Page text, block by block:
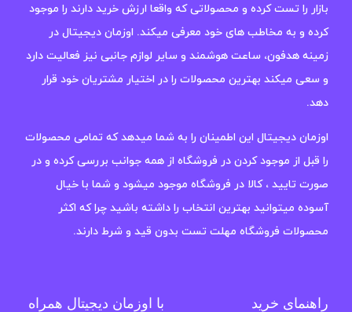
بازار را تست کرده و محصولاتی که واقعا ارزش خرید دارند را موجود
کرده و به مخاطب های خود معرفی میکند. اوزمان دیجیتال در
زمینه هدفون، ساعت هوشمند و سایر لوازم جانبی نیز فعالیت دارد
و سعی میکند بهترین محصولات را در اختیار مشتریان خود قرار
دهد.
اوزمان دیجیتال این اطمینان را به شما میدهد که تمامی محصولات
را قبل از موجود کردن در فروشگاه از همه جوانب بررسی کرده و در
صورت تایید ، کالا در فروشگاه موجود میشود و شما با خیال
آسوده میتوانید بهترین انتخاب را داشته باشید چرا که اکثر
محصولات فروشگاه مهلت تست بدون قید و شرط دارند.
راهنمای خرید
با اوزمان دیجیتال همراه